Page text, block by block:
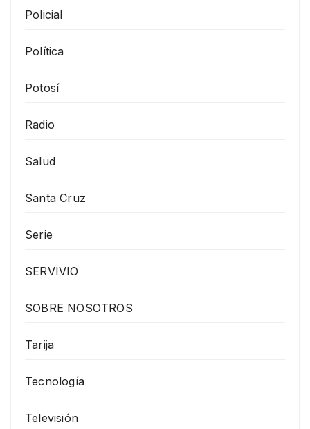
Policial
Política
Potosí
Radio
Salud
Santa Cruz
Serie
SERVIVIO
SOBRE NOSOTROS
Tarija
Tecnología
Televisión